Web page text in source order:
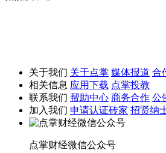
关于我们 关于点掌 媒体报道 合
相关信息 应用下载 点掌投教
联系我们 帮助中心 商务合作 公
加入我们 申请认证砖家 招贤纳
点掌财经微信公众号